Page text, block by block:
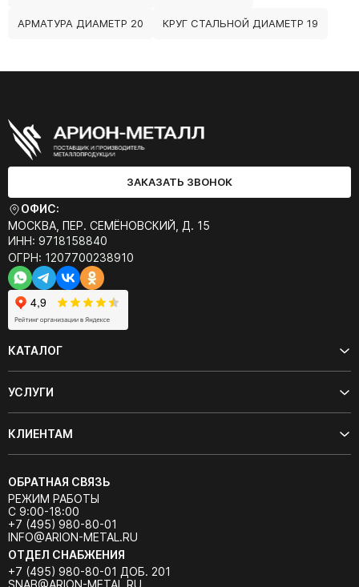
АРМАТУРА ДИАМЕТР 20 КРУГ СТАЛЬНОЙ ДИАМЕТР 19
ЗАКАЗАТЬ ЗВОНОК
ОФИС:
МОСКВА, ПЕР. СЕМЁНОВСКИЙ, Д. 15
ИНН: 9718158840
ОГРН: 1207700238910
КАТАЛОГ
УСЛУГИ
КЛИЕНТАМ
ОБРАТНАЯ СВЯЗЬ
РЕЖИМ РАБОТЫ
С 9:00-18:00
+7 (495) 980-80-01
INFO@ARION-METAL.RU
ОТДЕЛ СНАБЖЕНИЯ
+7 (495) 980-80-01 ДОБ. 201